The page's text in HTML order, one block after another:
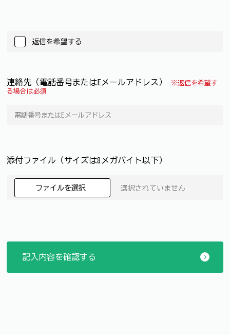
返信を希望する
連絡先（電話番号またはEメールアドレス）
※返信を希望す
る場合は必須
添付ファイル（サイズは8メガバイト以下）
ファイルを選択 選択されていません